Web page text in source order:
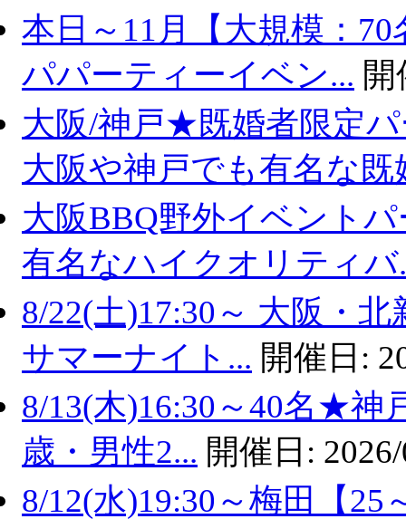
本日～11月【大規模：
パパーティーイベン...
大阪/神戸★既婚者限定
大阪や神戸でも有名な既
大阪BBQ野外イベント
有名なハイクオリティバ
8/22(土)17:30～ 大阪・
サマーナイト... 開催日:
8/13(木)16:30～40名★神
歳・男性2... 開催日:
8/12(水)19:30～梅田【